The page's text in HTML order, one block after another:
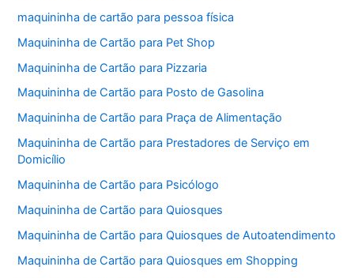
maquininha de cartão para pessoa física
Maquininha de Cartão para Pet Shop
Maquininha de Cartão para Pizzaria
Maquininha de Cartão para Posto de Gasolina
Maquininha de Cartão para Praça de Alimentação
Maquininha de Cartão para Prestadores de Serviço em
Domicílio
Maquininha de Cartão para Psicólogo
Maquininha de Cartão para Quiosques
Maquininha de Cartão para Quiosques de Autoatendimento
Maquininha de Cartão para Quiosques em Shopping